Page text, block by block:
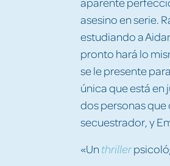
asesino en serie.
estudiando a
pronto hará lo
se le presente
única que está en
dos personas que
secuestrador, y
«Un thriller